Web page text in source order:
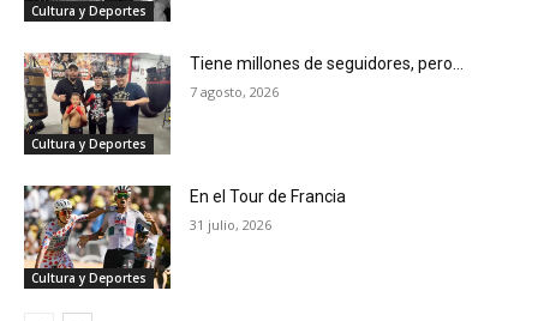
Cultura y Deportes
Cultura y Deportes
Tiene millones de seguidores, pero…
7 agosto, 2026
Cultura y Deportes
En el Tour de Francia
31 julio, 2026